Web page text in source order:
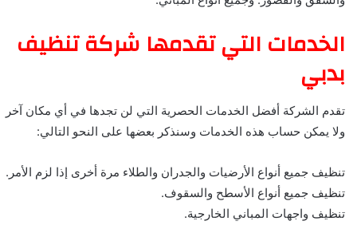
الخدمات التي تقدمها شركة تنظيف
بدبي
تقدم الشركة أفضل الخدمات الحصرية التي لن تجدها في أي مكان آخر
ولا يمكن حساب هذه الخدمات وسنذكر بعضها على النحو التالي:
تنظيف جميع أنواع الأرضيات والجدران والطلاء مرة أخرى إذا لزم الأمر.
تنظيف جميع أنواع الأسطح والسقوف.
تنظيف واجهات المباني الخارجية.